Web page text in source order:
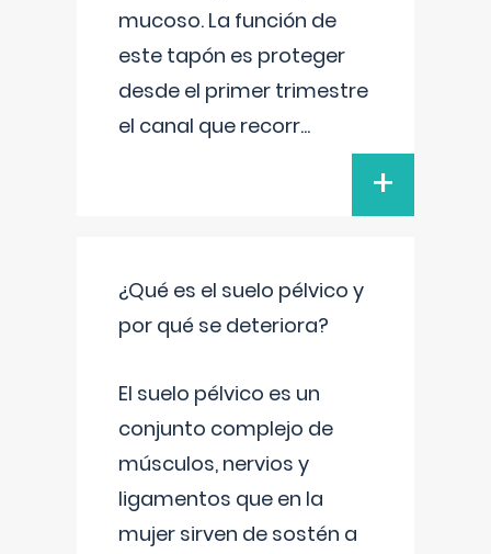
mucoso. La función de
este tapón es proteger
desde el primer trimestre
el canal que recorr...
+
¿Qué es el suelo pélvico y
por qué se deteriora?
El suelo pélvico es un
conjunto complejo de
músculos, nervios y
ligamentos que en la
mujer sirven de sostén a